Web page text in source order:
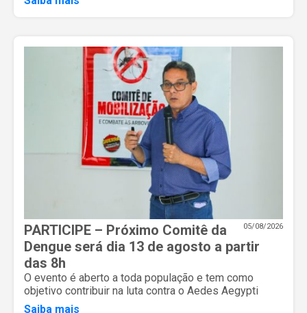
05/08/2026
PARTICIPE – Próximo Comitê da
Dengue será dia 13 de agosto a partir
das 8h
O evento é aberto a toda população e tem como
objetivo contribuir na luta contra o Aedes Aegypti
Saiba mais